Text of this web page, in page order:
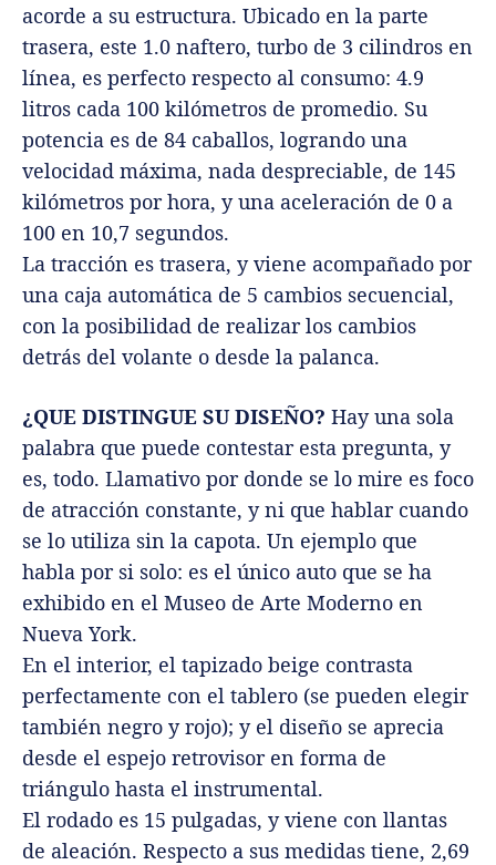
acorde a su estructura. Ubicado en la parte
trasera, este 1.0 naftero, turbo de 3 cilindros en
línea, es perfecto respecto al consumo: 4.9
litros cada 100 kilómetros de promedio. Su
potencia es de 84 caballos, logrando una
velocidad máxima, nada despreciable, de 145
kilómetros por hora, y una aceleración de 0 a
100 en 10,7 segundos.
La tracción es trasera, y viene acompañado por
una caja automática de 5 cambios secuencial,
con la posibilidad de realizar los cambios
detrás del volante o desde la palanca.
¿QUE DISTINGUE SU DISEÑO? Hay una sola
palabra que puede contestar esta pregunta, y
es, todo. Llamativo por donde se lo mire es foco
de atracción constante, y ni que hablar cuando
se lo utiliza sin la capota. Un ejemplo que
habla por si solo: es el único auto que se ha
exhibido en el Museo de Arte Moderno en
Nueva York.
En el interior, el tapizado beige contrasta
perfectamente con el tablero (se pueden elegir
también negro y rojo); y el diseño se aprecia
desde el espejo retrovisor en forma de
triángulo hasta el instrumental.
El rodado es 15 pulgadas, y viene con llantas
de aleación. Respecto a sus medidas tiene, 2,69